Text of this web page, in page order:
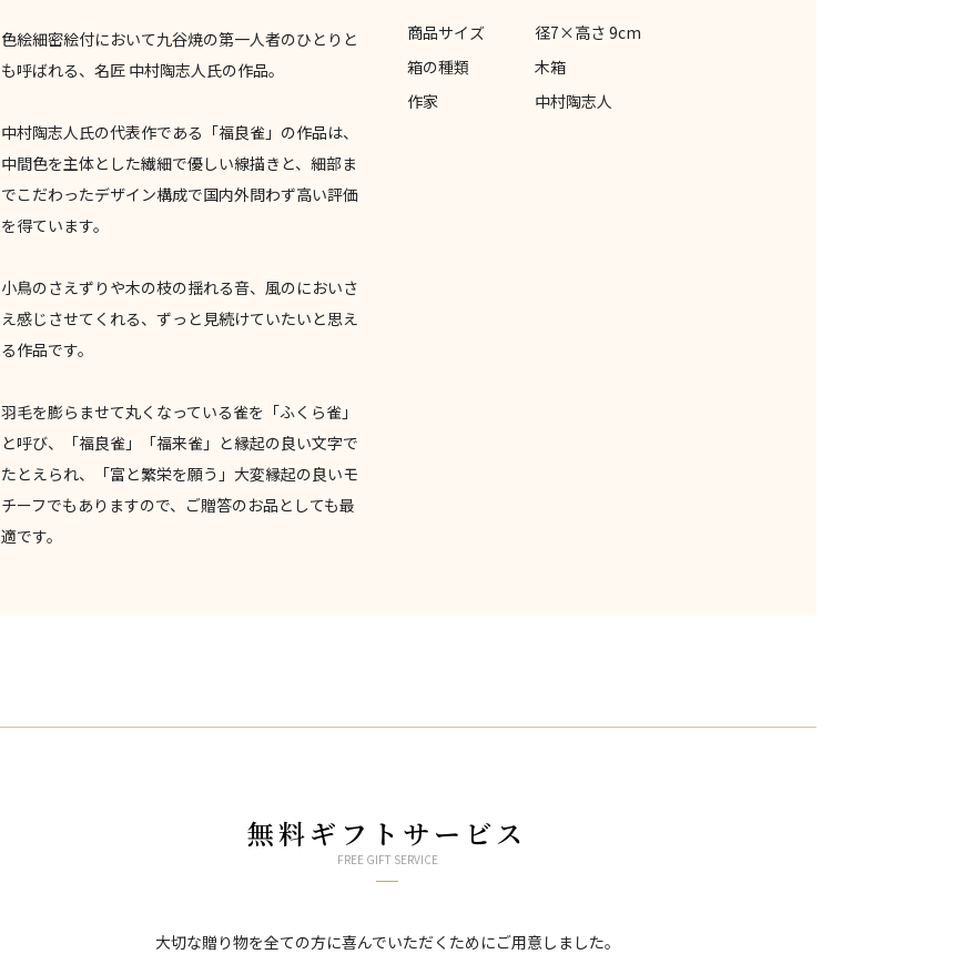
色絵細密絵付において九谷焼の第一人者のひとりと
も呼ばれる、名匠 中村陶志人氏の作品。
中村陶志人氏の代表作である「福良雀」の作品は、
中間色を主体とした繊細で優しい線描きと、細部ま
でこだわったデザイン構成で国内外問わず高い評価
を得ています。
小鳥のさえずりや木の枝の揺れる音、風のにおいさ
え感じさせてくれる、ずっと見続けていたいと思え
る作品です。
羽毛を膨らませて丸くなっている雀を「ふくら雀」
と呼び、「福良雀」「福来雀」と縁起の良い文字で
たとえられ、「富と繁栄を願う」大変縁起の良いモ
チーフでもありますので、ご贈答のお品としても最
適です。
商品サイズ
径7×高さ 9cm
箱の種類
木箱
作家
中村陶志人
無料ギフトサービス
FREE GIFT SERVICE
大切な贈り物を全ての方に喜んでいただくためにご用意しました。